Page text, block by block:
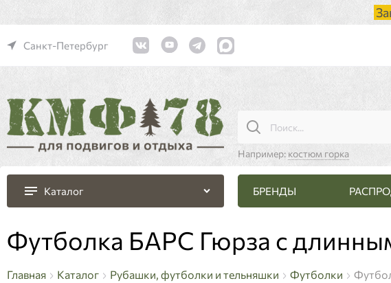
Санкт-Петербург
Например: костюм горка
Каталог БРЕНДЫ
Футболка БАРС Гюрза с
Главная Каталог Рубашки, футболки и тельняшки Футболки